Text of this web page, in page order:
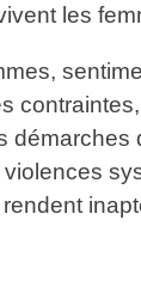
les
démarches